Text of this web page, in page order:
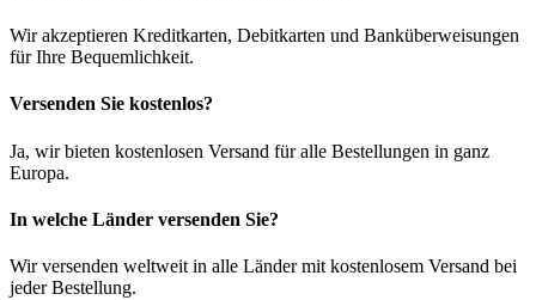
Wir akzeptieren Kreditkarten, Debitkarten und Banküberweisungen
für Ihre Bequemlichkeit.
Versenden Sie kostenlos?
Ja, wir bieten kostenlosen Versand für alle Bestellungen in ganz
Europa.
In welche Länder versenden Sie?
Wir versenden weltweit in alle Länder mit kostenlosem Versand bei
jeder Bestellung.